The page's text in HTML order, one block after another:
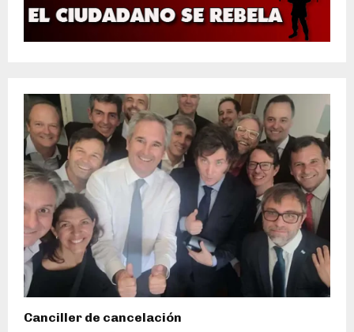
Canciller de cancelación